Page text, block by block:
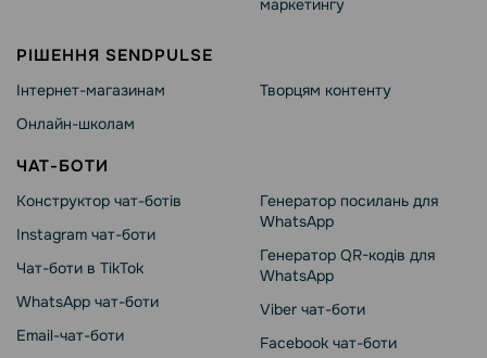
маркетингу
РІШЕННЯ SENDPULSE
Інтернет-магазинам
Онлайн-школам
Творцям контенту
ЧАТ-БОТИ
Конструктор чат-ботів
Instagram чат-боти
Чат-боти в TikTok
WhatsApp чат-боти
Email-чат-боти
Генератор посилань для
WhatsApp
Генератор QR-кодів для
WhatsApp
Viber чат-боти
Facebook чат-боти